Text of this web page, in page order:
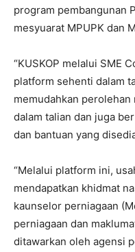
program pembangunan
mesyuarat MPUPK dan
“KUSKOP melalui SME
platform sehenti dalam
memudahkan perolehan
dalam talian dan juga
dan bantuan yang
“Melalui platform ini,
mendapatkan khidmat
kaunselor perniagaan
perniagaan dan
ditawarkan oleh agensi